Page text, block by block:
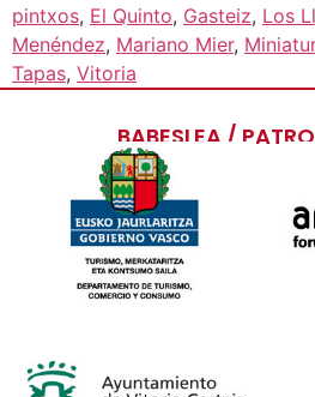
pintxos, El Quinto, Gasteiz, Los
Menéndez, Mariano Mier,
Tapas, Vitoria
BABESLEA /